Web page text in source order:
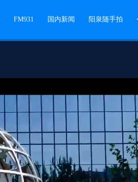
FM931 国内新闻 阳泉随手拍